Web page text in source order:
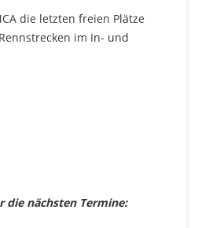
die letzten freien Plätze
im In- und
die nächsten Termine: